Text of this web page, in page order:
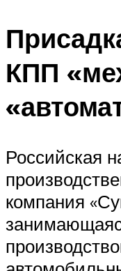
КПП
Российская
компания